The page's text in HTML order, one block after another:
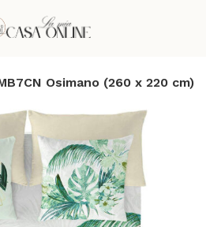
Osimano (260 x 220 cm)